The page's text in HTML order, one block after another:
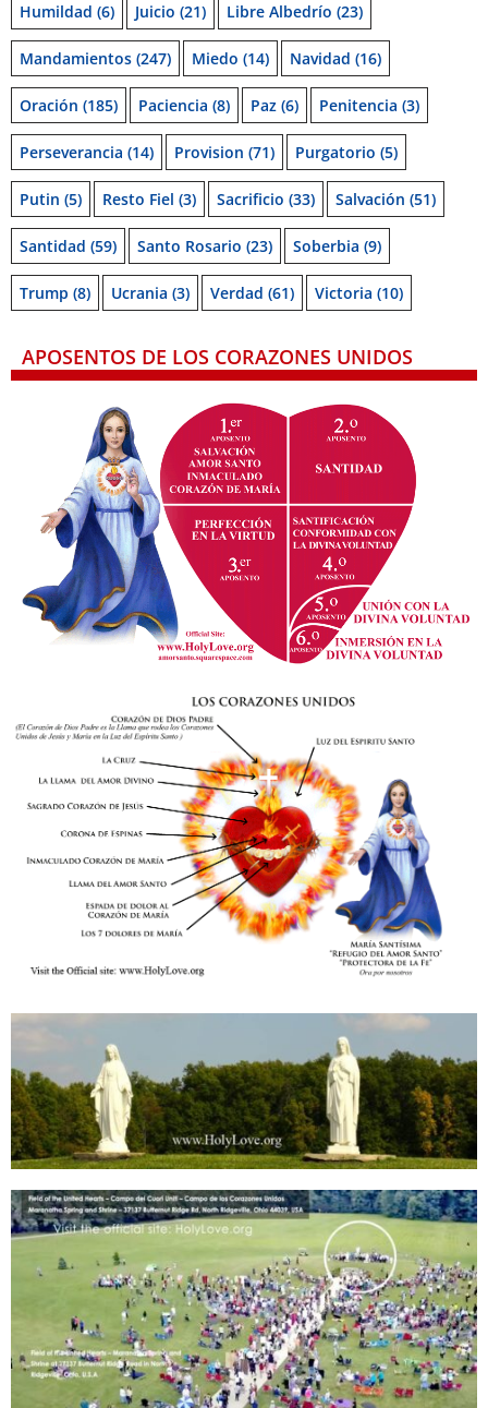
Humildad (6) Juicio (21) Libre Albedrío (23)
Mandamientos (247) Miedo (14) Navidad (16)
Oración (185) Paciencia (8) Paz (6) Penitencia (3)
Perseverancia (14) Provision (71) Purgatorio (5)
Putin (5) Resto Fiel (3) Sacrificio (33) Salvación (51)
Santidad (59) Santo Rosario (23) Soberbia (9)
Trump (8) Ucrania (3) Verdad (61) Victoria (10)
APOSENTOS DE LOS CORAZONES UNIDOS